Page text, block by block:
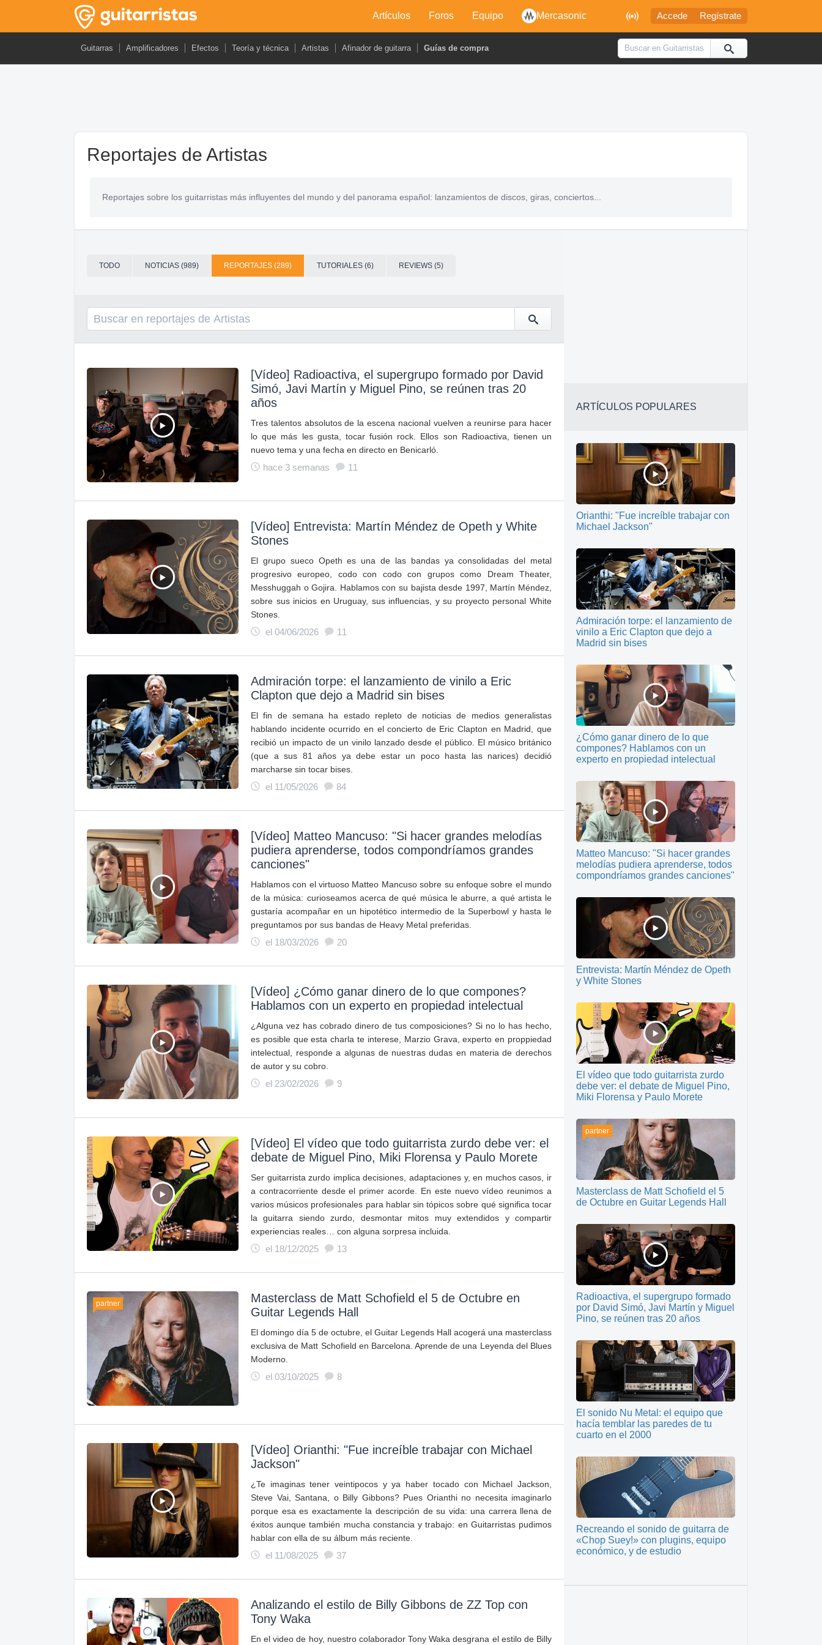
 Accede Regístrate
Artículos Foros Equipo Mercasonic
Guitarras Amplificadores Efectos Teoría y técnica Artistas Afinador de guitarra Guías de compra
Reportajes de Artistas
Reportajes sobre los guitarristas más influyentes del mundo y del panorama español: lanzamientos de discos, giras, conciertos...
TODO NOTICIAS (989) REPORTAJES (289) TUTORIALES (6) REVIEWS (5)
[Vídeo] Radioactiva, el supergrupo formado por David
Simó, Javi Martín y Miguel Pino, se reúnen tras 20
años
Tres talentos absolutos de la escena nacional vuelven a reunirse para hacer
lo que más les gusta, tocar fusión rock. Ellos son Radioactiva, tienen un
nuevo tema y una fecha en directo en Benicarló.
hace 3 semanas
11
[Vídeo] Entrevista: Martín Méndez de Opeth y White
Stones
El grupo sueco Opeth es una de las bandas ya consolidadas del metal
progresivo europeo, codo con codo con grupos como Dream Theater,
Messhuggah o Gojira. Hablamos con su bajista desde 1997, Martín Méndez,
sobre sus inicios en Uruguay, sus influencias, y su proyecto personal White
Stones.
el 04/06/2026
11
Admiración torpe: el lanzamiento de vinilo a Eric
Clapton que dejo a Madrid sin bises
El fin de semana ha estado repleto de noticias de medios generalistas
hablando incidente ocurrido en el concierto de Eric Clapton en Madrid, que
recibió un impacto de un vinilo lanzado desde el público. El músico británico
(que a sus 81 años ya debe estar un poco hasta las narices) decidió
marcharse sin tocar bises.
el 11/05/2026
84
[Vídeo] Matteo Mancuso: "Si hacer grandes melodías
pudiera aprenderse, todos compondríamos grandes
canciones"
Hablamos con el virtuoso Matteo Mancuso sobre su enfoque sobre el mundo
de la música: curioseamos acerca de qué música le aburre, a qué artista le
gustaría acompañar en un hipotético intermedio de la Superbowl y hasta le
preguntamos por sus bandas de Heavy Metal preferidas.
el 18/03/2026
20
[Vídeo] ¿Cómo ganar dinero de lo que compones?
Hablamos con un experto en propiedad intelectual
¿Alguna vez has cobrado dinero de tus composiciones? Si no lo has hecho,
es posible que esta charla te interese, Marzio Grava, experto en proppiedad
intelectual, responde a algunas de nuestras dudas en materia de derechos
de autor y su cobro.
el 23/02/2026
9
[Vídeo] El vídeo que todo guitarrista zurdo debe ver: el
debate de Miguel Pino, Miki Florensa y Paulo Morete
Ser guitarrista zurdo implica decisiones, adaptaciones y, en muchos casos, ir
a contracorriente desde el primer acorde. En este nuevo vídeo reunimos a
varios músicos profesionales para hablar sin tópicos sobre qué significa tocar
la guitarra siendo zurdo, desmontar mitos muy extendidos y compartir
experiencias reales… con alguna sorpresa incluida.
el 18/12/2025
13
partner
Masterclass de Matt Schofield el 5 de Octubre en
Guitar Legends Hall
El domingo día 5 de octubre, el Guitar Legends Hall acogerá una masterclass
exclusiva de Matt Schofield en Barcelona. Aprende de una Leyenda del Blues
Moderno.
el 03/10/2025
8
[Vídeo] Orianthi: "Fue increíble trabajar con Michael
Jackson"
¿Te imaginas tener veintipocos y ya haber tocado con Michael Jackson,
Steve Vai, Santana, o Billy Gibbons? Pues Orianthi no necesita imaginarlo
porque esa es exactamente la descripción de su vida: una carrera llena de
éxitos aunque también mucha constancia y trabajo: en Guitarristas pudimos
hablar con ella de su álbum más reciente.
el 11/08/2025
37
Analizando el estilo de Billy Gibbons de ZZ Top con
Tony Waka
En el video de hoy, nuestro colaborador Tony Waka desgrana el estilo de Billy
ARTÍCULOS POPULARES
Orianthi: "Fue increíble trabajar con
Michael Jackson"
Admiración torpe: el lanzamiento de
vinilo a Eric Clapton que dejo a
Madrid sin bises
¿Cómo ganar dinero de lo que
compones? Hablamos con un
experto en propiedad intelectual
Matteo Mancuso: "Si hacer grandes
melodías pudiera aprenderse, todos
compondríamos grandes canciones"
Entrevista: Martín Méndez de Opeth
y White Stones
El vídeo que todo guitarrista zurdo
debe ver: el debate de Miguel Pino,
Miki Florensa y Paulo Morete
partner
Masterclass de Matt Schofield el 5
de Octubre en Guitar Legends Hall
Radioactiva, el supergrupo formado
por David Simó, Javi Martín y Miguel
Pino, se reúnen tras 20 años
El sonido Nu Metal: el equipo que
hacía temblar las paredes de tu
cuarto en el 2000
Recreando el sonido de guitarra de
«Chop Suey!» con plugins, equipo
económico, y de estudio